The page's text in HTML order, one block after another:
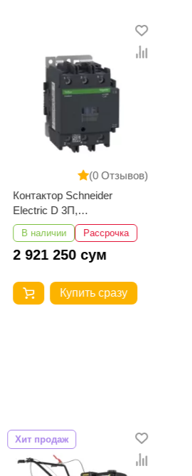
(0 Отзывов)
Контактор Schneider
Electric D 3П,
80А,НО+НЗ,220B
LC1D80M7
В наличии Рассрочка
2 921 250 сум
Купить сразу
Хит продаж